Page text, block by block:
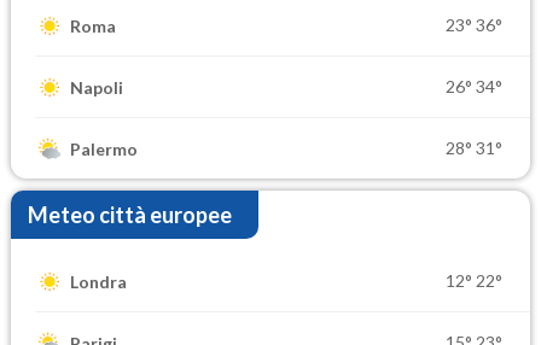
Roma 23° 36°
Napoli 26° 34°
Palermo 28° 31°
Meteo città europee
Londra 12° 22°